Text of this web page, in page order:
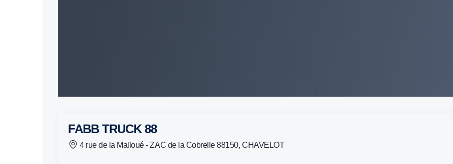
FABB TRUCK 88
4 rue de la Malloué - ZAC de la Cobrelle 88150, CHAVELOT